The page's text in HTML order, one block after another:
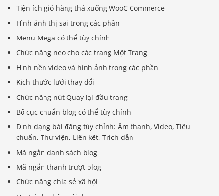
Tiện ích giỏ hàng thả xuống WooC Commerce
Hình ảnh thị sai trong các phần
Menu Mega có thể tùy chỉnh
Chức năng neo cho các trang Một Trang
Hình nền video và hình ảnh trong các phần
Kích thước lưới thay đổi
Chức năng nút Quay lại đầu trang
Bố cục chuẩn blog có thể tùy chỉnh
Định dạng bài đăng tùy chỉnh: Âm thanh, Video, Tiêu
chuẩn, Thư viện, Liên kết, Trích dẫn
Mã ngắn danh sách blog
Mã ngắn thanh trượt blog
Chức năng chia sẻ xã hội